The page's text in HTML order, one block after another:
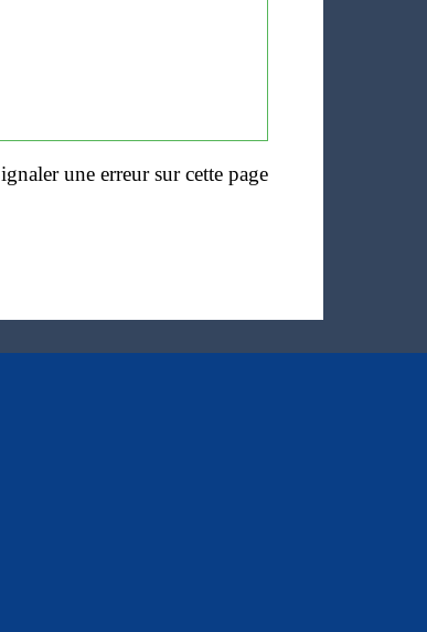
une erreur sur cette page